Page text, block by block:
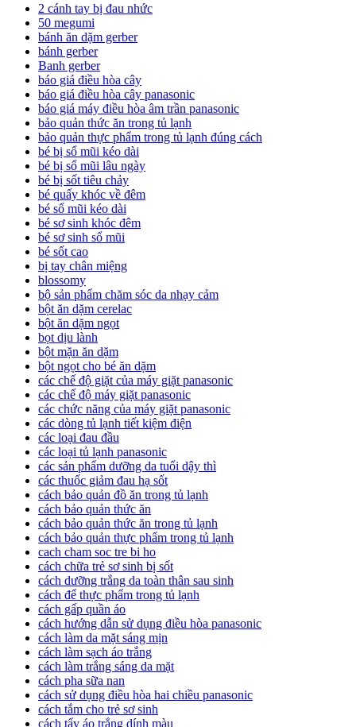
2 cánh tay bị đau nhức
50 megumi
bánh ăn dặm gerber
bánh gerber
Banh gerber
báo giá điều hòa cây
báo giá điều hòa cây panasonic
báo giá máy điều hòa âm trần panasonic
bảo quản thức ăn trong tủ lạnh
bảo quản thực phẩm trong tủ lạnh đúng cách
bé bị sổ mũi kéo dài
bé bị sổ mũi lâu ngày
bé bị sốt tiêu chảy
bé quấy khóc về đêm
bé sổ mũi kéo dài
bé sơ sinh khóc đêm
bé sơ sinh sổ mũi
bé sốt cao
bị tay chân miệng
blossomy
bộ sản phẩm chăm sóc da nhạy cảm
bột ăn dặm cerelac
bột ăn dặm ngọt
bọt dịu lành
bột mặn ăn dặm
bột ngọt cho bé ăn dặm
các chế độ giặt của máy giặt panasonic
các chế độ máy giặt panasonic
các chức năng của máy giặt panasonic
các dòng tủ lạnh tiết kiệm điện
các loại đau đầu
các loại tủ lạnh panasonic
các sản phẩm dưỡng da tuổi dậy thì
các thuốc giảm đau hạ sốt
cách bảo quản đồ ăn trong tủ lạnh
cách bảo quản thức ăn
cách bảo quản thức ăn trong tủ lạnh
cách bảo quản thực phẩm trong tủ lạnh
cach cham soc tre bi ho
cách chữa trẻ sơ sinh bị sốt
cách dưỡng trắng da toàn thân sau sinh
cách để thực phẩm trong tủ lạnh
cách gấp quần áo
cách hướng dẫn sử dụng điều hòa panasonic
cách làm da mặt sáng mịn
cách làm sạch áo trắng
cách làm trắng sáng da mặt
cách pha sữa nan
cách sử dụng điều hòa hai chiều panasonic
cách tắm cho trẻ sơ sinh
cách tẩy áo trắng dính màu